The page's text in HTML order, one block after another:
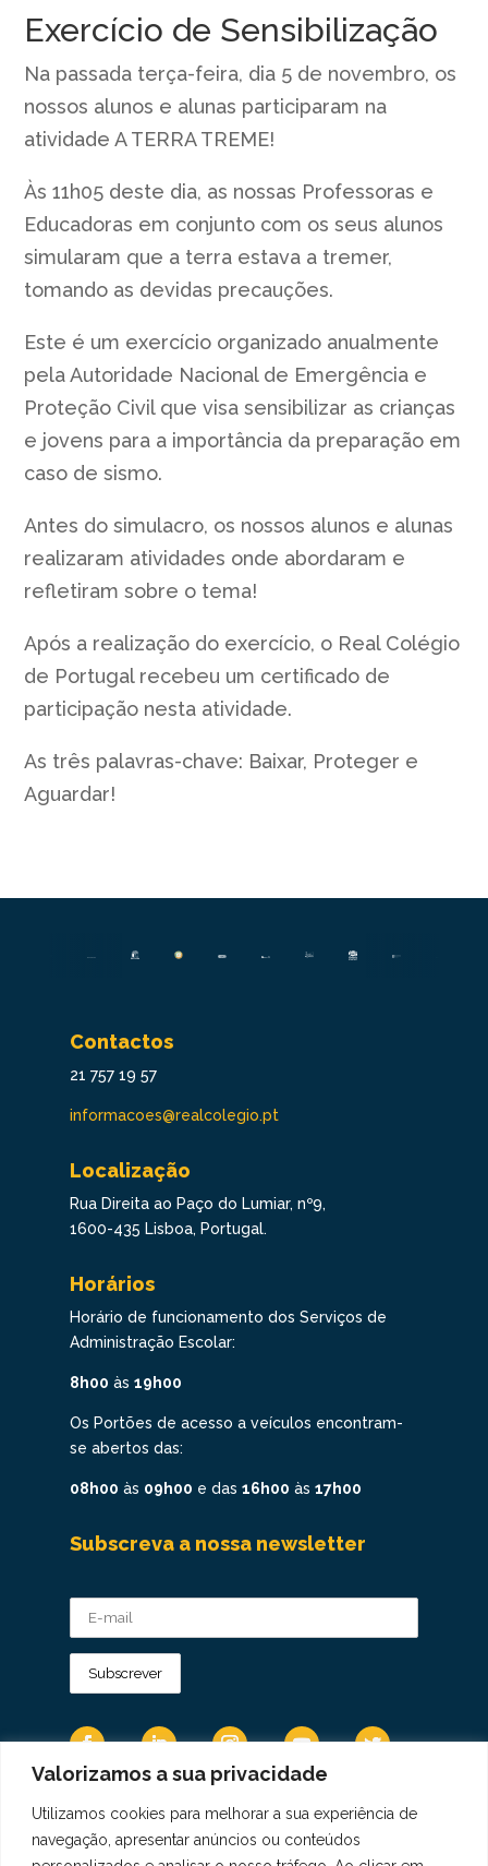
Valorizamos a sua privacidade
Utilizamos cookies para melhorar a sua experiência de
navegação, apresentar anúncios ou conteúdos
Exercício de Sensibilização
Na passada terça-feira, dia 5 de novembro, os
nossos alunos e alunas participaram na
atividade A TERRA TREME!
Às 11h05 deste dia, as nossas Professoras e
Educadoras em conjunto com os seus alunos
simularam que a terra estava a tremer,
tomando as devidas precauções.
Este é um exercício organizado anualmente
pela Autoridade Nacional de Emergência e
Proteção Civil que visa sensibilizar as crianças
e jovens para a importância da preparação em
caso de sismo.
Antes do simulacro, os nossos alunos e alunas
realizaram atividades onde abordaram e
refletiram sobre o tema!
Após a realização do exercício, o Real Colégio
de Portugal recebeu um certificado de
participação nesta atividade.
As três palavras-chave: Baixar, Proteger e
Aguardar!
Contactos
21 757 19 57
informacoes@realcolegio.pt
Localização
Rua Direita ao Paço do Lumiar, nº9,
1600-435 Lisboa, Portugal.
Horários
Horário de funcionamento dos Serviços de
Administração Escolar:
8h00 às 19h00
Os Portões de acesso a veículos encontram-
se abertos das:
08h00 às 09h00 e das 16h00 às 17h00
Subscreva a nossa newsletter
Os Dados Pessoais são tratados de acordo
com a Diretiva 95/46/CE do Regulamento